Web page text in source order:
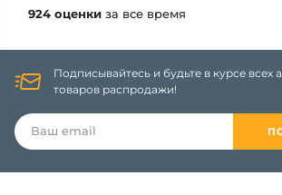
924 оценки за все время
Подписывайтесь и будьте в курсе всех
товаров распродажи!